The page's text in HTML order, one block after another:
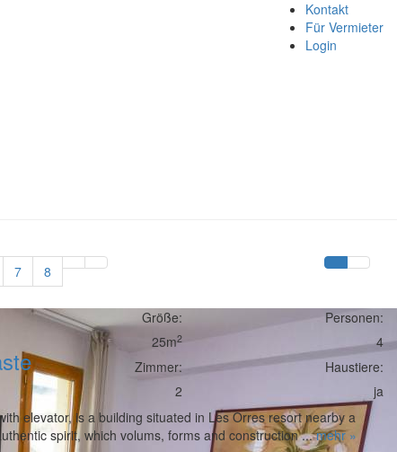
Kontakt
Für Vermieter
Login
7 8
Größe:
25m2
Zimmer:
2
Personen:
4
Haustiere:
ja
elevator, is a building situated in Les Orres resort nearby a
spirit, which volums, forms and construction ...mehr »